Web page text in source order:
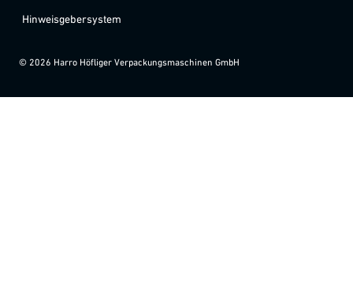
Hinweisgebersystem
© 2026 Harro Höfliger Verpackungsmaschinen GmbH